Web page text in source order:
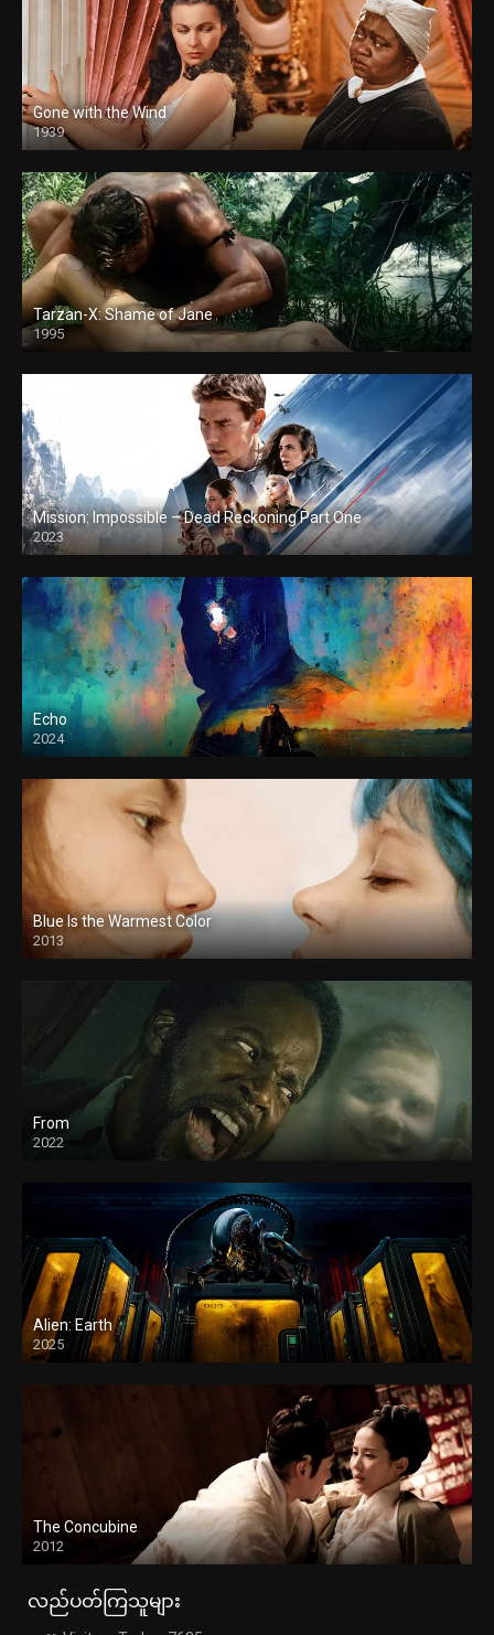
Gone with the Wind
1939
Tarzan-X: Shame of Jane
1995
Mission: Impossible – Dead Reckoning Part One
2023
Echo
2024
Blue Is the Warmest Color
2013
From
2022
Alien: Earth
2025
The Concubine
2012
လည်ပတ်ကြသူများ